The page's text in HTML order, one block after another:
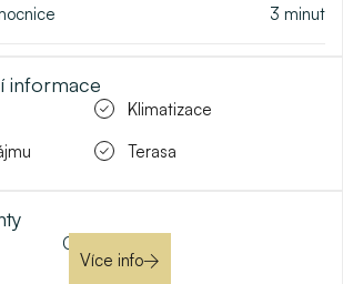
3 minut
informace
Klimatizace
Terasa
Cena od
Více info